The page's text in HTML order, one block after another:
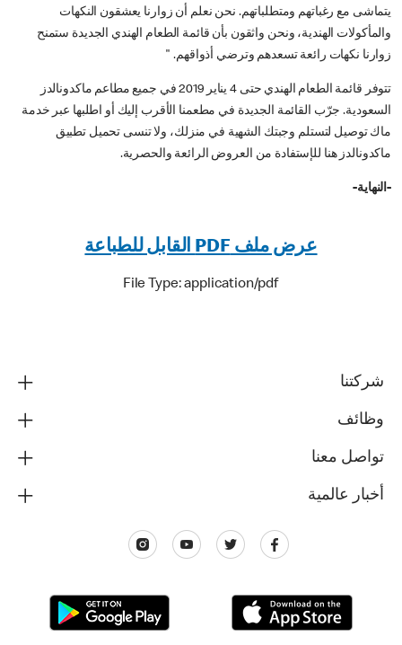
يتماشى مع رغباتهم ومتطلباتهم. نحن نعلم أن زوارنا يعشقون النكهات
والمأكولات الهندية، ونحن واثقون بأن قائمة الطعام الهندي الجديدة ستمنح
زوارنا نكهات رائعة تسعدهم وترضي أذواقهم. "
تتوفر قائمة الطعام الهندي حتى 4 يناير 2019 في جميع مطاعم ماكدونالدز
السعودية. جرّب القائمة الجديدة في مطعمنا الأقرب إليك أو اطلبها عبر خدمة
ماك توصيل لتستلم وجبتك الشهية في منزلك، ولا تنسى تحميل تطبيق
ماكدونالدز هنا للإستفادة من العروض الرائعة والحصرية.
-النهاية-
عرض ملف PDF القابل للطباعة
File Type: application/pdf
شركتنا
وظائف
تواصل معنا
أخبار عالمية